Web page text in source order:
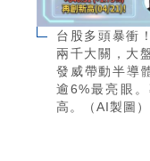
台股多頭暴衝
兩千大關，大
發威帶動半導
逾6%最亮眼
高。（AI製圖）